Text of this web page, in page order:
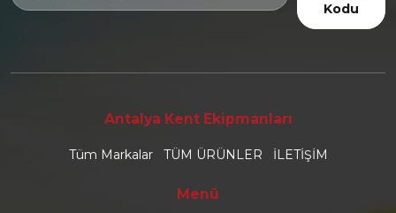
Kodu
Antalya Kent Ekipmanları
Tüm Markalar TÜM ÜRÜNLER İLETİŞİM
Menü